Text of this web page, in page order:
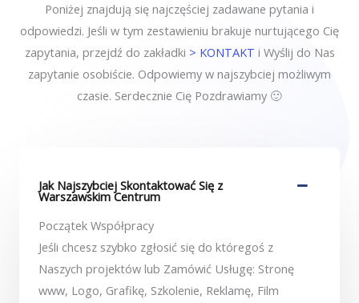
Poniżej znajdują się najczęściej zadawane pytania i
odpowiedzi. Jeśli w tym zestawieniu brakuje nurtującego Cię
zapytania, przejdź do zakładki > KONTAKT i Wyślij do Nas
zapytanie osobiście. Odpowiemy w najszybciej możliwym
czasie. Serdecznie Cię Pozdrawiamy 🙂
Jak Najszybciej Skontaktować Się z
Warszawskim Centrum
Początek Współpracy
Jeśli chcesz szybko zgłosić się do któregoś z
Naszych projektów lub Zamówić Usługę: Stronę
www, Logo, Grafikę, Szkolenie, Reklamę, Film